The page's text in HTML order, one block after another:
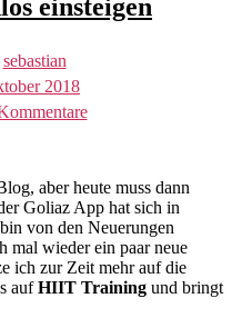
einsteigen
sebastian
2018
zu
Eine
Challenge
startet
und
ihr
könnt
kostenlos
aber heute muss dann
Goliaz App hat sich in
von den Neuerungen
mal wieder ein paar neue
ich zur Zeit mehr auf die
aufHIIT Training und bringt